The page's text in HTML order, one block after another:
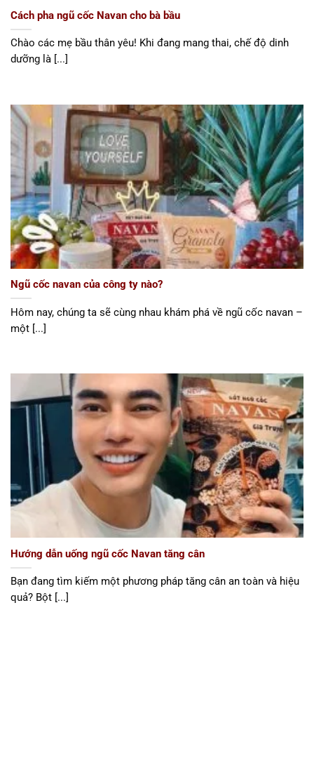
Cách pha ngũ cốc Navan cho bà bầu
Chào các mẹ bầu thân yêu! Khi đang mang thai, chế độ dinh
dưỡng là [...]
Ngũ cốc navan của công ty nào?
Hôm nay, chúng ta sẽ cùng nhau khám phá về ngũ cốc navan –
một [...]
Hướng dẫn uống ngũ cốc Navan tăng cân
Bạn đang tìm kiếm một phương pháp tăng cân an toàn và hiệu
quả? Bột [...]